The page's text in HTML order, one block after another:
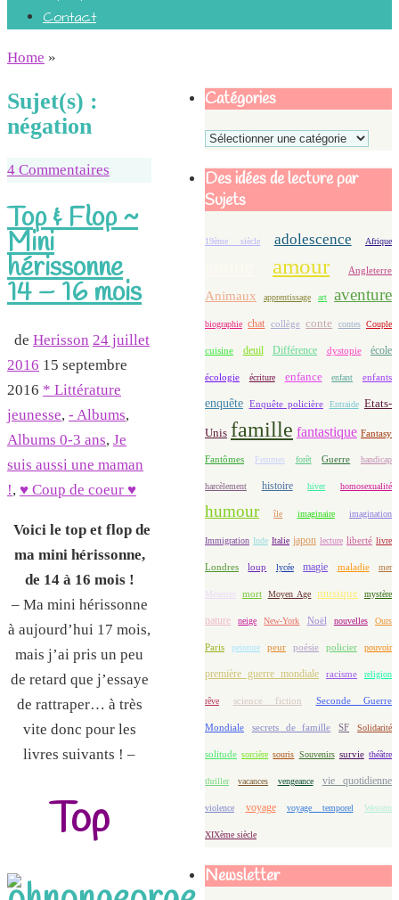
Contact
Home »
Sujet(s) :
négation
4 Commentaires
Top & Flop ~
Mini
hérissonne
14 – 16 mois
de Herisson 24 juillet
2016 15 septembre
2016 * Littérature
jeunesse, - Albums,
Albums 0-3 ans, Je
suis aussi une maman
!, ♥ Coup de coeur ♥
Voici le top et flop de
ma mini hérissonne,
de 14 à 16 mois !
– Ma mini hérissonne
à aujourd’hui 17 mois,
mais j’ai pris un peu
de retard que j’essaye
de rattraper… à très
vite donc pour les
livres suivants ! –
Top
Catégories
Catégories
Des idées de lecture par
Sujets
19ème siècle adolescence Afrique
amour Angleterre
Animaux apprentissage art aventure
biographie chat collège conte contes Couple
cuisine deuil Différence dystopie école
écologie écriture enfance enfant enfants
enquête Enquête policière Entraide Etats-
Unis famille fantastique Fantasy
Fantômes Femmes forêt Guerre handicap
harcèlement histoire hiver homosexualité
humour île imaginaire imagination
Immigration Inde Italie japon lecture liberté livre
Londres loup lycée magie maladie mer
Meurtres mort Moyen Age musique mystère
nature neige New-York Noël nouvelles Ours
Paris peinture peur poésie policier pouvoir
première guerre mondiale racisme religion
rêve science fiction Seconde Guerre
Mondiale secrets de famille SF Solidarité
solitude sorcière souris Souvenirs survie théâtre
thriller vacances vengeance vie quotidienne
violence voyage voyage temporel Western
XIXème siècle
Newsletter